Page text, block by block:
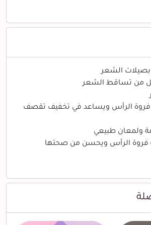
الشعر
من تساقط الشعر
فروة الرأس ويساعد في تخفيف تقصف
ولمعان طبيعي
فروة الرأس ويحسن من صحتها